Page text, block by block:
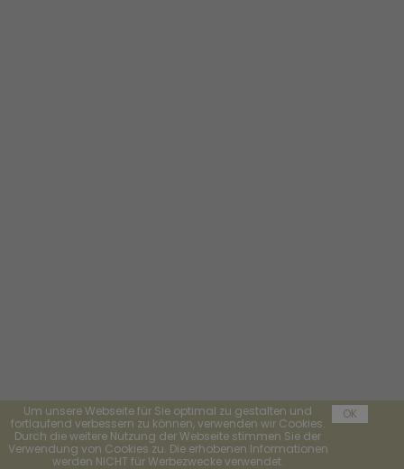
Um unsere Webseite für Sie optimal zu gestalten und
fortlaufend verbessern zu können, verwenden wir Cookies.
Durch die weitere Nutzung der Webseite stimmen Sie der
Verwendung von Cookies zu. Die erhobenen Informationen
werden NICHT für Werbezwecke verwendet.
OK